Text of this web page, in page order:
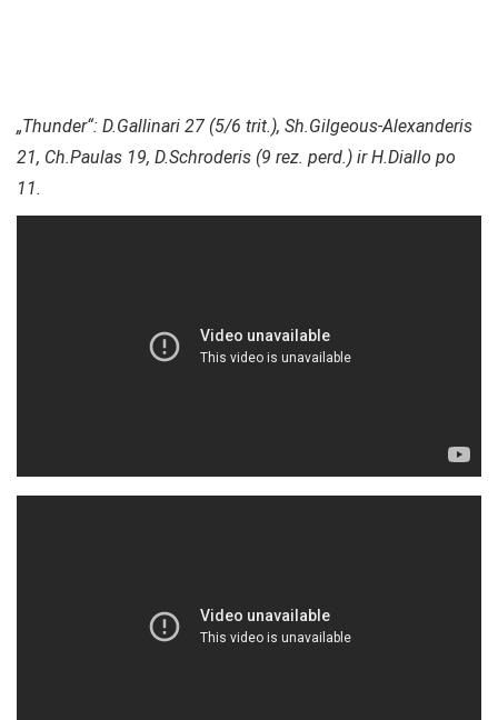
„Thunder“: D.Gallinari 27 (5/6 trit.), Sh.Gilgeous-Alexanderis
21, Ch.Paulas 19, D.Schroderis (9 rez. perd.) ir H.Diallo po
11.